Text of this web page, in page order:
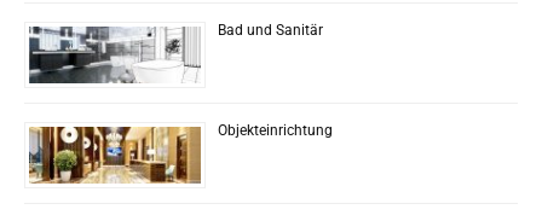
Bad und Sanitär
Objekteinrichtung